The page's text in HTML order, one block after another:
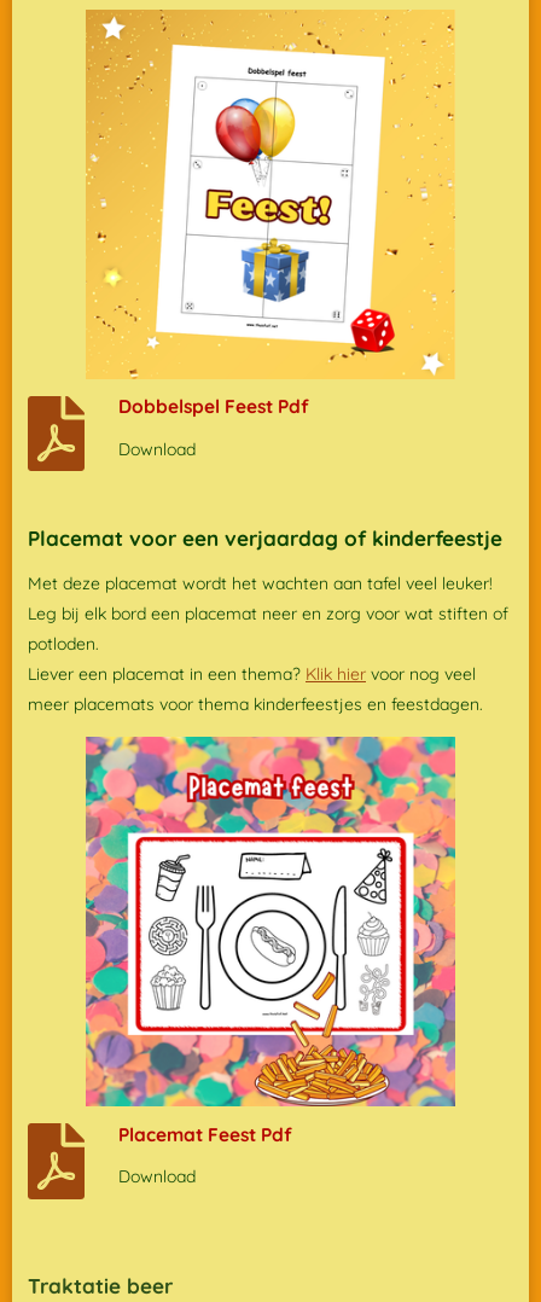
Dobbelspel Feest Pdf
Download
Placemat voor een verjaardag of kinderfeestje
Met deze placemat wordt het wachten aan tafel veel leuker!
Leg bij elk bord een placemat neer en zorg voor wat stiften of
potloden.
Liever een placemat in een thema? Klik hier voor nog veel
meer placemats voor thema kinderfeestjes en feestdagen.
Placemat Feest Pdf
Download
Traktatie beer